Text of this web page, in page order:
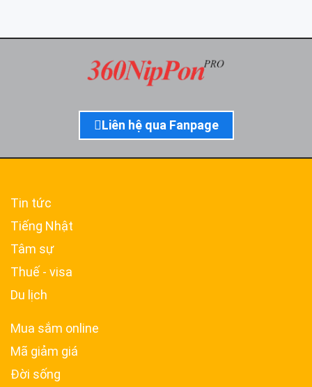
Liên hệ qua Fanpage
Tin tức
Tiếng Nhật
Tâm sự
Thuế - visa
Du lịch
Mua sắm online
Mã giảm giá
Đời sống